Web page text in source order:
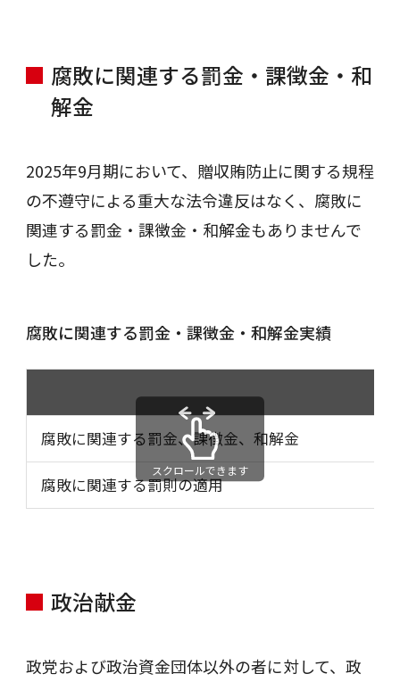
腐敗に関連する罰金・課徴金・和
解金
2025年9月期において、贈収賄防止に関する規程
の不遵守による重大な法令違反はなく、腐敗に
関連する罰金・課徴金・和解金もありませんで
した。
腐敗に関連する罰金・課徴金・和解金実績
腐敗に関連する罰金、課徴金、和解金
腐敗に関連する罰則の適用
スクロールできます
政治献金
政党および政治資金団体以外の者に対して、政